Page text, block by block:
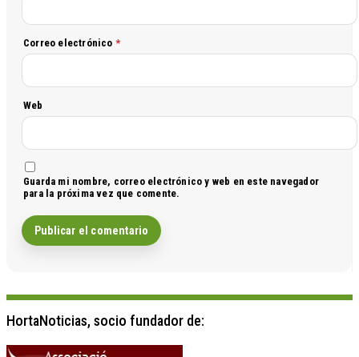
Correo electrónico *
Web
Guarda mi nombre, correo electrónico y web en este navegador
para la próxima vez que comente.
HortaNoticias, socio fundador de: